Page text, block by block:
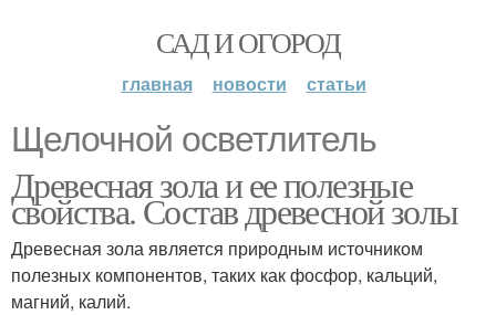
САД И ОГОРОД
главная новости статьи
Щелочной осветлитель
Древесная зола и ее полезные
свойства. Состав древесной золы
Древесная зола является природным источником
полезных компонентов, таких как фосфор, кальций,
магний, калий.